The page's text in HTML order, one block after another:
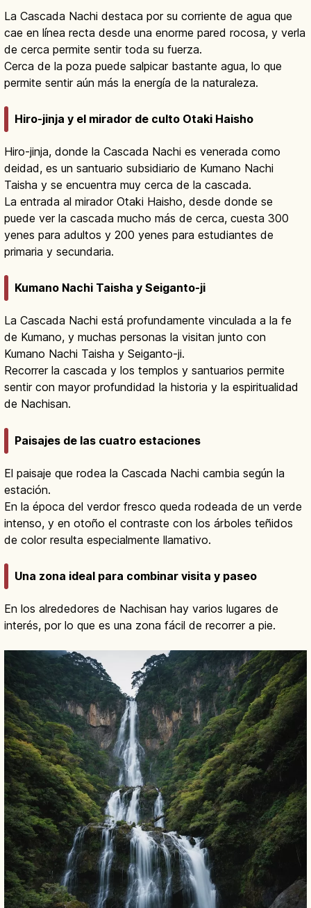
La Cascada Nachi destaca por su corriente de agua que
cae en línea recta desde una enorme pared rocosa, y verla
de cerca permite sentir toda su fuerza.
Cerca de la poza puede salpicar bastante agua, lo que
permite sentir aún más la energía de la naturaleza.
Hiro-jinja y el mirador de culto Otaki Haisho
Hiro-jinja, donde la Cascada Nachi es venerada como
deidad, es un santuario subsidiario de Kumano Nachi
Taisha y se encuentra muy cerca de la cascada.
La entrada al mirador Otaki Haisho, desde donde se
puede ver la cascada mucho más de cerca, cuesta 300
yenes para adultos y 200 yenes para estudiantes de
primaria y secundaria.
Kumano Nachi Taisha y Seiganto-ji
La Cascada Nachi está profundamente vinculada a la fe
de Kumano, y muchas personas la visitan junto con
Kumano Nachi Taisha y Seiganto-ji.
Recorrer la cascada y los templos y santuarios permite
sentir con mayor profundidad la historia y la espiritualidad
de Nachisan.
Paisajes de las cuatro estaciones
El paisaje que rodea la Cascada Nachi cambia según la
estación.
En la época del verdor fresco queda rodeada de un verde
intenso, y en otoño el contraste con los árboles teñidos
de color resulta especialmente llamativo.
Una zona ideal para combinar visita y paseo
En los alrededores de Nachisan hay varios lugares de
interés, por lo que es una zona fácil de recorrer a pie.